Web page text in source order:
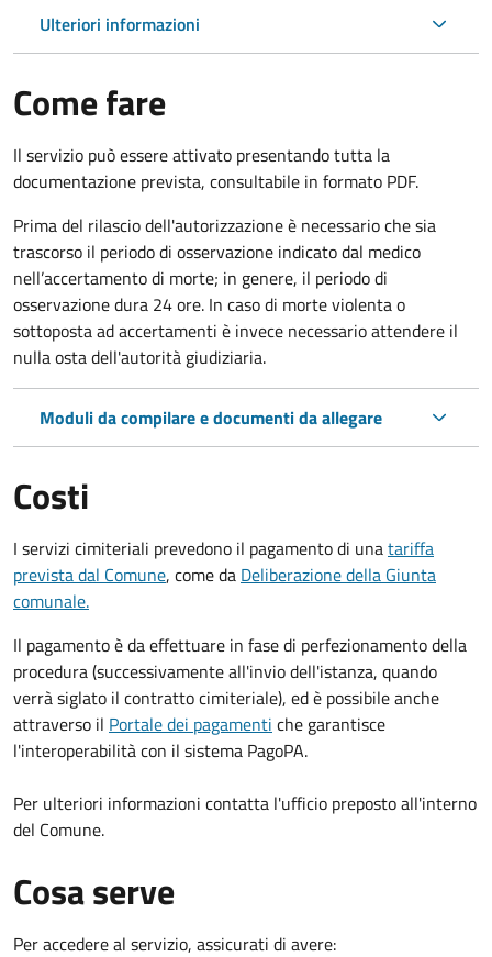
Ulteriori informazioni
Come fare
Il servizio può essere attivato presentando tutta la
documentazione prevista, consultabile in formato PDF.
Prima del rilascio dell'autorizzazione è necessario che sia
trascorso il periodo di osservazione indicato dal medico
nell’accertamento di morte; in genere, il periodo di
osservazione dura 24 ore. In caso di morte violenta o
sottoposta ad accertamenti è invece necessario attendere il
nulla osta dell'autorità giudiziaria.
Moduli da compilare e documenti da allegare
Costi
I servizi cimiteriali prevedono il pagamento di unatariffa
prevista dal Comune, come da Deliberazione della Giunta
comunale.
Il pagamento è da effettuare in fase di perfezionamento della
procedura (successivamente all'invio dell'istanza, quando
verrà siglato il contratto cimiteriale), ed è possibile anche
attraverso il Portale dei pagamenti che garantisce
l'interoperabilità con il sistema PagoPA.
Per ulteriori informazioni contatta l'ufficio preposto all'interno
del Comune.
Cosa serve
Per accedere al servizio, assicurati di avere: